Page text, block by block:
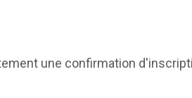
une confirmation